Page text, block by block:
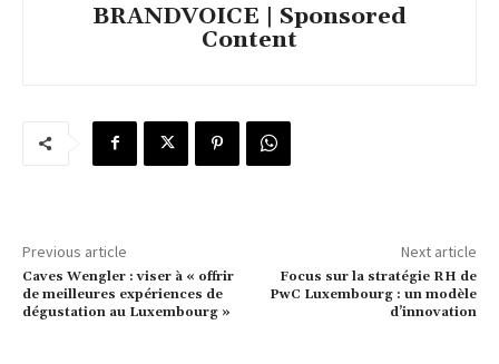
BRANDVOICE | Sponsored
Content
Previous article
Caves Wengler : viser à « offrir
de meilleures expériences de
dégustation au Luxembourg »
Next article
Focus sur la stratégie RH de
PwC Luxembourg : un modèle
d’innovation